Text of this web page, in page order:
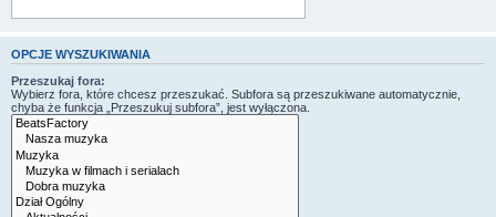
OPCJE WYSZUKIWANIA
Przeszukaj fora:
Wybierz fora, które chcesz przeszukać. Subfora są przeszukiwane automatycznie,
chyba że funkcja „Przeszukuj subfora”, jest wyłączona.